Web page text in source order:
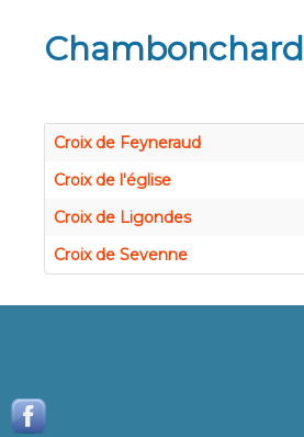
Chambonchard
Croix de Feyneraud
Croix de l'église
Croix de Ligondes
Croix de Sevenne